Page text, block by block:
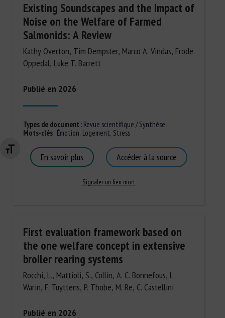
Changer la taille de la police
Existing Soundscapes and the Impact of
Noise on the Welfare of Farmed
Salmonids: A Review
Kathy Overton, Tim Dempster, Marco A. Vindas, Frode
Oppedal, Luke T. Barrett
Publié en 2026
Types de document : Revue scientifique / Synthèse
Mots-clés: Émotion, Logement, Stress
En savoir plus Accéder à la source
Signaler un lien mort
First evaluation framework based on
the one welfare concept in extensive
broiler rearing systems
Rocchi, L., Mattioli, S., Collin, A. C. Bonnefous, L.
Warin, F. Tuyttens, P. Thobe, M. Re, C. Castellini
Publié en 2026